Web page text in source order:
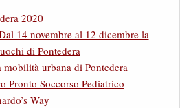
2020
14 novembre al 12 dicembre la
di Pontedera
urbana di Pontedera
Pronto Soccorso Pediatrico
Way